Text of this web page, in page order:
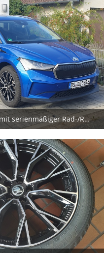
AEZ Toronto Dark mit serienmäßiger Rad-/Reifendimension
2025